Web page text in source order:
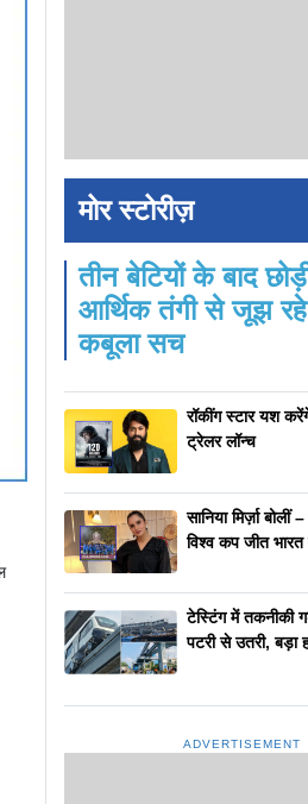
मोर स्टोरीज़
तीन बेटियों के बाद
आर्थिक तंगी से जूझ
कबूला सच
रॉकींग स्टार यश
ट्रेलर लॉन्च
सानिया मिर्ज़ा
विश्व कप जीत भारत
टेस्टिंग में तकनीकी
पटरी से उतरी, बड़ा
ADVERTISEMENT